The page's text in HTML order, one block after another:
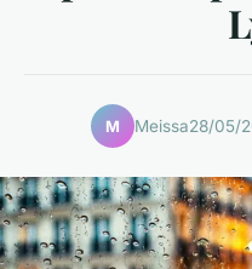
M Meissa28/05/